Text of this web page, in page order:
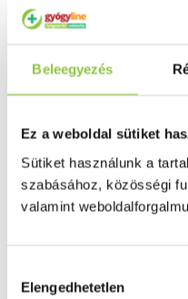
Beleegyezés
Ez a weboldal sütiket
Sütiket használunk a
szabásához, közösségi
valamint
kiválasztása
Elengedhetetlen
Női problémák
Betétek,
Klimax
Terhességi
Potencia